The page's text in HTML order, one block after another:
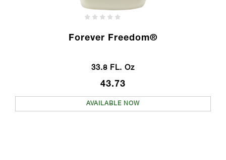
Forever Freedom®
33.8 FL. Oz
43.73
AVAILABLE NOW